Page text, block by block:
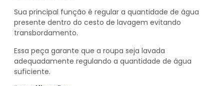
Sua principal função é regular a quantidade de água
presente dentro do cesto de lavagem evitando
transbordamento.
Essa peça garante que a roupa seja lavada
adequadamente regulando a quantidade de água
suficiente.